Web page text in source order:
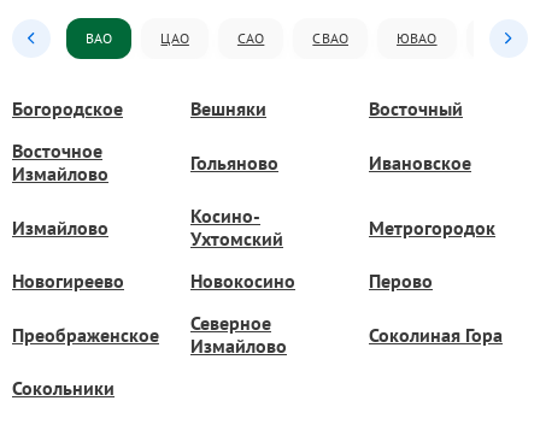
ВАО ЦАО САО СВАО ЮВАО ЮАО
Богородское Вешняки
Восточный
Восточное
Измайлово
Гольяново Ивановское
Измайлово
Косино-
Ухтомский
Метрогородок
Новогиреево Новокосино Перово
Преображенское
Северное
Измайлово
Соколиная Гора
Сокольники